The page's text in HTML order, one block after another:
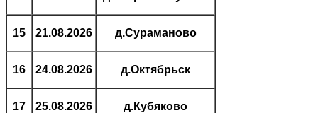
15 21.08.2026 д.Сураманово
16 24.08.2026 д.Октябрьск
17 25.08.2026 д.Кубяково